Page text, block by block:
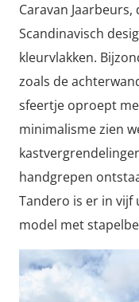
Caravan
Scandinavisch
kleurvlakken.
zoals de
sfeertje oproept
minimalisme zien
handgrepen
Tandero is er in
model met